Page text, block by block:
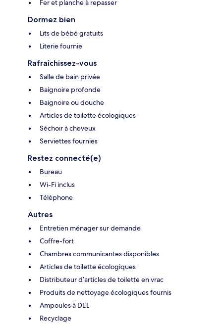
Fer et planche à repasser
Dormez bien
Lits de bébé gratuits
Literie fournie
Rafraîchissez-vous
Salle de bain privée
Baignoire profonde
Baignoire ou douche
Articles de toilette écologiques
Séchoir à cheveux
Serviettes fournies
Restez connecté(e)
Bureau
Wi-Fi inclus
Téléphone
Autres
Entretien ménager sur demande
Coffre-fort
Chambres communicantes disponibles
Articles de toilette écologiques
Distributeur d’articles de toilette en vrac
Produits de nettoyage écologiques fournis
Ampoules à DEL
Recyclage